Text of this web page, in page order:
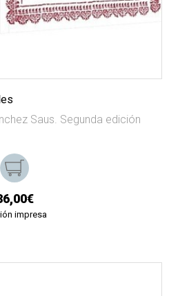
Saus. Segunda edición
impresa